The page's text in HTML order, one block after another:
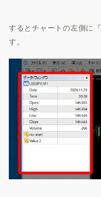
するとチャートの左側に『
す。